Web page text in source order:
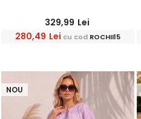
329,99 Lei
280,49 Lei cu cod ROCHII15
NOU